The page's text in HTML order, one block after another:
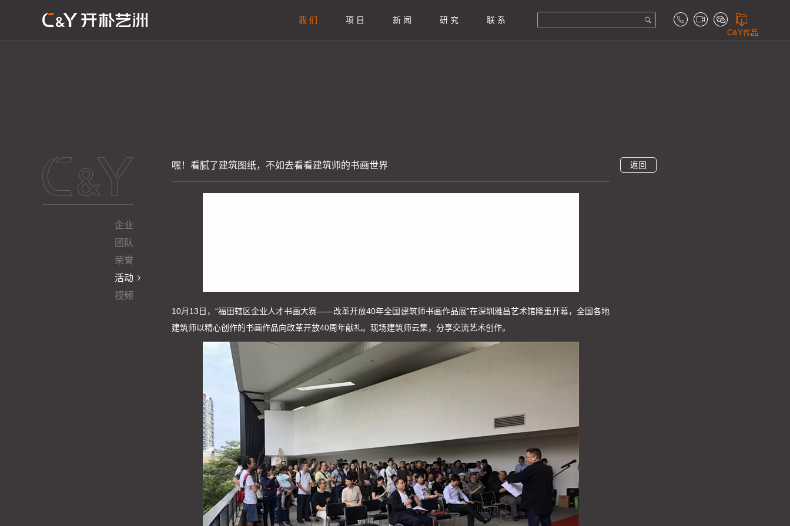
我 们 项 目 新 闻 研 究 联 系
C&Y作品
企业
团队
荣誉
活动
视频
嘿！看腻了建筑图纸，不如去看看建筑师的书画世界 返回
10月13日，“福田辖区企业人才书画大赛——改革开放40年全国建筑师书画作品展”在深圳雅昌艺术馆隆重开幕，全国各地
建筑师以精心创作的书画作品向改革开放40周年献礼。现场建筑师云集，分享交流艺术创作。